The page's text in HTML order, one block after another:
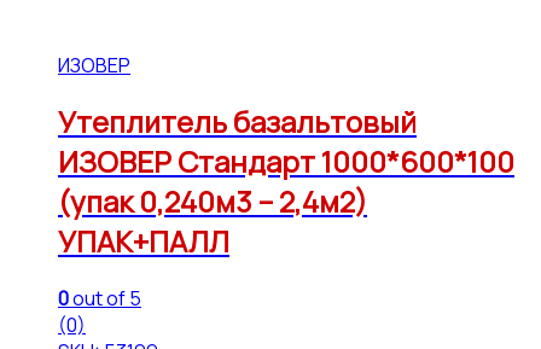
ИЗОВЕР
Утеплитель базальтовый
ИЗОВЕР Стандарт 1000*600*100
(упак 0,240м3 – 2,4м2)
УПАК+ПАЛЛ
0out of 5
(0)